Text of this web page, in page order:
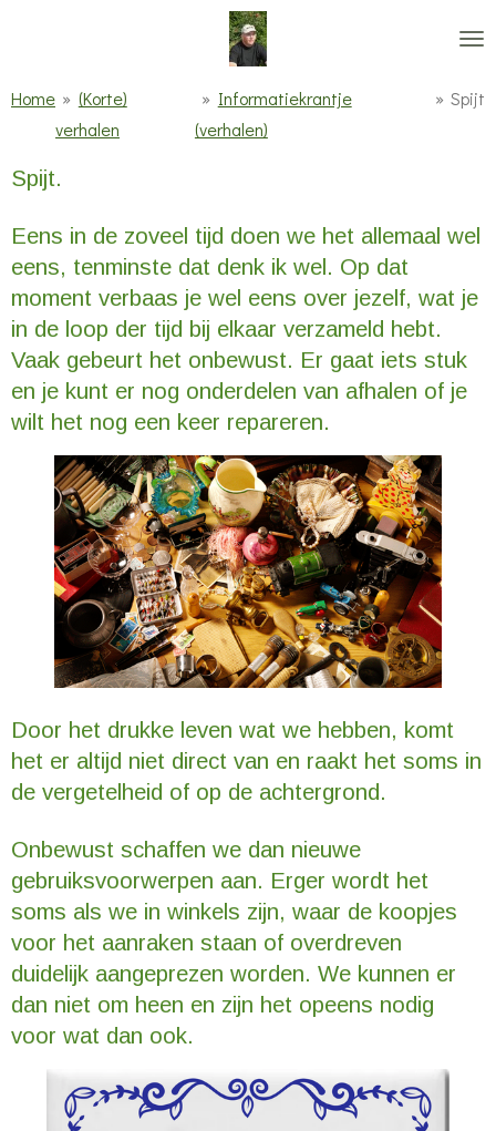
Home » (Korte)
verhalen
» Informatiekrantje
(verhalen)
» Spijt
Spijt.
Eens in de zoveel tijd doen we het allemaal wel
eens, tenminste dat denk ik wel. Op dat
moment verbaas je wel eens over jezelf, wat je
in de loop der tijd bij elkaar verzameld hebt.
Vaak gebeurt het onbewust. Er gaat iets stuk
en je kunt er nog onderdelen van afhalen of je
wilt het nog een keer repareren.
Door het drukke leven wat we hebben, komt
het er altijd niet direct van en raakt het soms in
de vergetelheid of op de achtergrond.
Onbewust schaffen we dan nieuwe
gebruiksvoorwerpen aan. Erger wordt het
soms als we in winkels zijn, waar de koopjes
voor het aanraken staan of overdreven
duidelijk aangeprezen worden. We kunnen er
dan niet om heen en zijn het opeens nodig
voor wat dan ook.